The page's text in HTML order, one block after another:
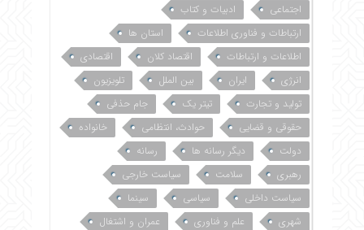
اجتماعی
ادبیات و کتاب
ارتباطات و فناوری اطلاعات
استان ها
اطلاعات و ارتباطات
اقتصاد کلان
اقتصادی
انرژی
ایران بین الملل
تلویزیون
تولید و تجارت
تیتر یک
جام حذفی
حقوقی و قضایی
حوادث، انتظامی
خانواده
دولت
دیگر رسانه ها
رسانه
رهبری
سلامت
سیاست خارجی
سیاست داخلی
سیاسی
سینما
شهری
علم و فناوری
عمران و اشتغال